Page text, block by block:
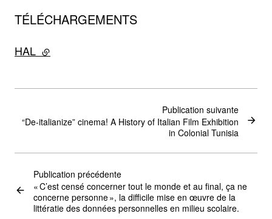
TÉLÉCHARGEMENTS
HAL - lien externe
Publication précédente
« C’est censé concerner tout le monde et au final, ça ne
concerne personne », la difficile mise en œuvre de la
littératie des données personnelles en milieu scolaire.
Publication suivante
“De-italianize” cinema! A History of Italian Film Exhibition
in Colonial Tunisia